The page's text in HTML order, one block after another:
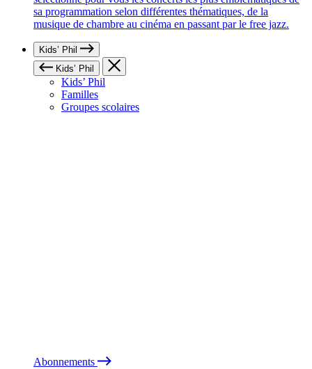
sa programmation selon différentes thématiques, de la
musique de chambre au cinéma en passant par le free jazz.
Kids’ Phil
Kids’ Phil
Kids’ Phil
Familles
Groupes scolaires
Abonnements